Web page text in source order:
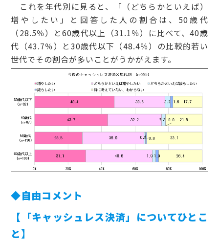
これを年代別に見ると、「（どちらかといえば）
増やしたい」と回答した人の割合は、50歳代
（28.5％）と60歳代以上（31.1％）に比べて、40歳
代（43.7％）と30歳代以下（48.4％）の比較的若い
世代でその割合が多いことがうかがえます。
◆自由コメント
【「キャッシュレス決済」についてひとこ
と】